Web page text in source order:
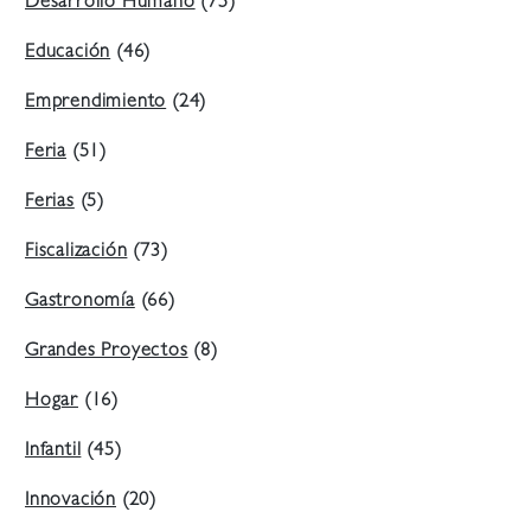
Desarrollo Humano(75)
Educación(46)
Emprendimiento(24)
Feria (51)
Ferias(5)
Fiscalización(73)
Gastronomía(66)
Grandes Proyectos(8)
Hogar (16)
Infantil(45)
Innovación (20)